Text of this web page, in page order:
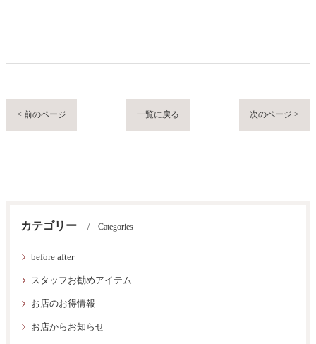
< 前のページ 一覧に戻る 次のページ >
カテゴリー Categories
before after
スタッフお勧めアイテム
お店のお得情報
お店からお知らせ